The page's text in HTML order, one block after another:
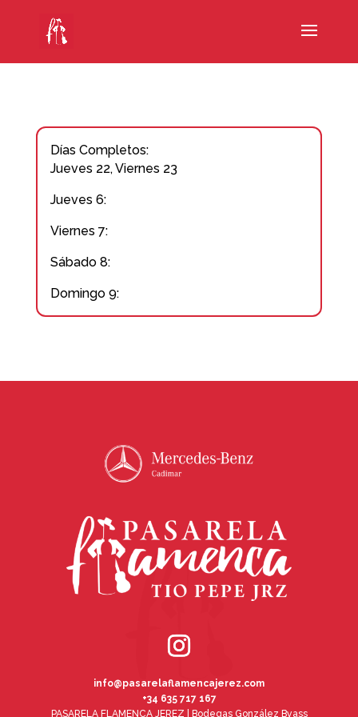
Días Completos:
Jueves 22, Viernes 23
Jueves 6:
Viernes 7:
Sábado 8:
Domingo 9:
info@pasarelaflamencajerez.com
+34 635 717 167
PASARELA FLAMENCA JEREZ | Bodegas González Byass